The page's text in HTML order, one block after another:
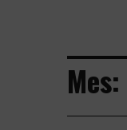
Mes: